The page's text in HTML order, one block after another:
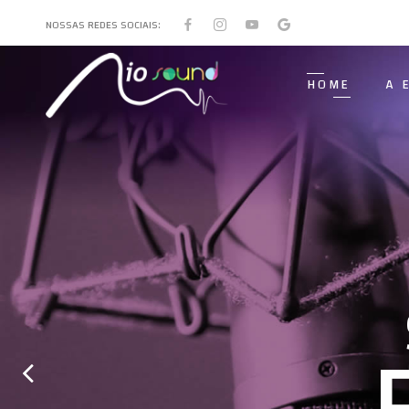
NOSSAS REDES SOCIAIS:
HOME A